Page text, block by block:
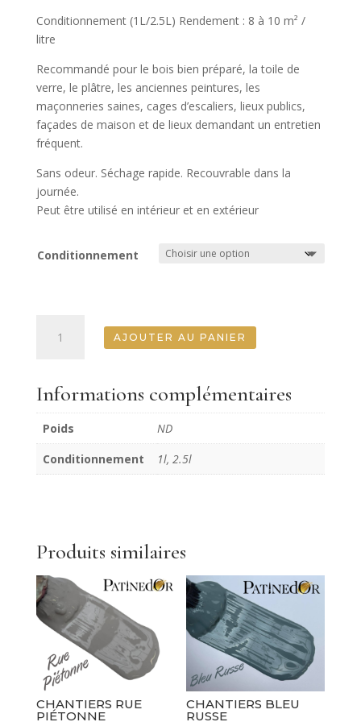
Conditionnement (1L/2.5L) Rendement : 8 à 10 m² /
litre
Recommandé pour le bois bien préparé, la toile de
verre, le plâtre, les anciennes peintures, les
maçonneries saines, cages d’escaliers, lieux publics,
façades de maison et de lieux demandant un entretien
fréquent.
Sans odeur. Séchage rapide. Recouvrable dans la
journée.
Peut être utilisé en intérieur et en extérieur
Conditionnement
AJOUTER AU PANIER
Informations complémentaires
Poids
ND
Conditionnement
1l, 2.5l
Produits similaires
CHANTIERS RUE
PIÉTONNE
CHANTIERS BLEU
RUSSE